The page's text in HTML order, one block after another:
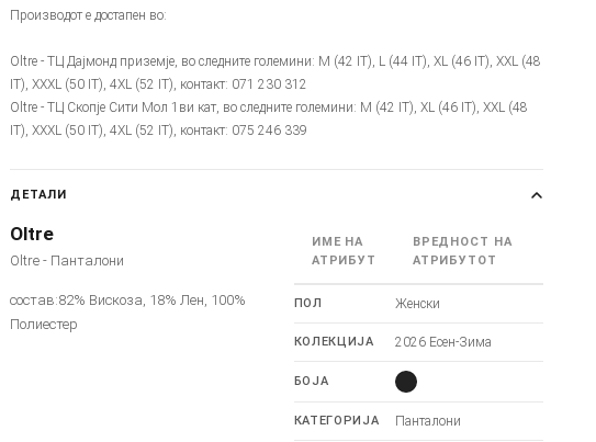
Производот е достапен во:
Oltre - ТЦ Дајмонд приземје, во следните големини: M (42 IT), L (44 IT), XL (46 IT), XXL (48
IT), XXXL (50 IT), 4XL (52 IT), контакт: 071 230 312
Oltre - ТЦ Скопје Сити Мол 1ви кат, во следните големини: M (42 IT), XL (46 IT), XXL (48
IT), XXXL (50 IT), 4XL (52 IT), контакт: 075 246 339
ДЕТАЛИ
Oltre
Oltre - Панталони
состав:82% Вискоза, 18% Лен, 100%
Полиестер
ИМЕ НА
АТРИБУТ
ВРЕДНОСТ НА
АТРИБУТОТ
ПОЛ Женски
КОЛЕКЦИЈА 2026 Есен-Зима
БОЈА
КАТЕГОРИЈА Панталони